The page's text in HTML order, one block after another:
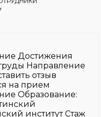
Достижения
Направление
отзыв
на прием
Образование:
институт Стаж